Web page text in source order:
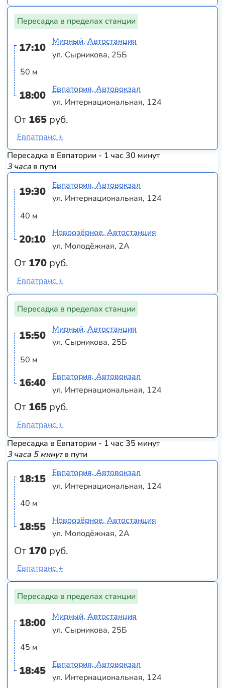
Пересадка в пределах станции
17:10
50 м
18:00
От 165 руб.
Мирный, Автостанция
ул. Сырникова, 25Б
Евпатория, Автовокзал
ул. Интернациональная, 124
Евпатранс +
Пересадка в Евпатории - 1 час 30 минут
3 часав пути
19:30
40 м
20:10
От 170 руб.
Евпатория, Автовокзал
ул. Интернациональная, 124
Новоозёрное, Автостанция
ул. Молодёжная, 2А
Евпатранс +
Пересадка в пределах станции
15:50
50 м
16:40
От 165 руб.
Мирный, Автостанция
ул. Сырникова, 25Б
Евпатория, Автовокзал
ул. Интернациональная, 124
Евпатранс +
Пересадка в Евпатории - 1 час 35 минут
3 часа 5 минутв пути
18:15
40 м
18:55
От 170 руб.
Евпатория, Автовокзал
ул. Интернациональная, 124
Новоозёрное, Автостанция
ул. Молодёжная, 2А
Евпатранс +
Пересадка в пределах станции
18:00
45 м
18:45
Мирный, Автостанция
ул. Сырникова, 25Б
Евпатория, Автовокзал
ул. Интернациональная, 124